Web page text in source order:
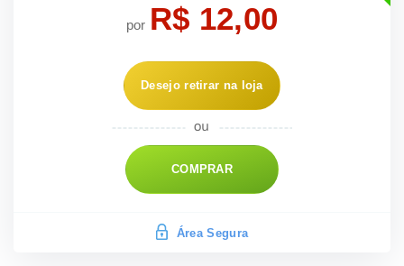
por R$ 12,00
Desejo retirar na loja
COMPRAR
Área Segura